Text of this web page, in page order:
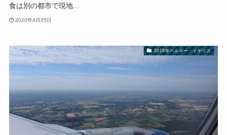
食は別の都市で現地...
2020年4月25日
2019年ベルギー・イギリス